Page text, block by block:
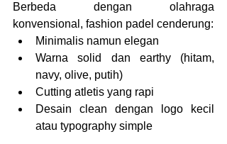
Berbeda dengan olahraga
konvensional, fashion padel cenderung:
Minimalis namun elegan
Warna solid dan earthy (hitam,
navy, olive, putih)
Cutting atletis yang rapi
Desain clean dengan logo kecil
atau typography simple